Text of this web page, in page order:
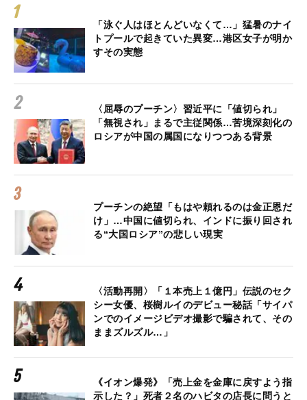
「泳ぐ人はほとんどいなくて…」猛暑のナイ
トプールで起きていた異変…港区女子が明か
すその実態
〈屈辱のプーチン〉習近平に「値切られ」
「無視され」まるで主従関係…苦境深刻化の
ロシアが中国の属国になりつつある背景
プーチンの絶望「もはや頼れるのは金正恩だ
け」…中国に値切られ、インドに振り回され
る“大国ロシア”の悲しい現実
〈活動再開〉「１本売上１億円」伝説のセク
シー女優、桜樹ルイのデビュー秘話「サイパ
ンでのイメージビデオ撮影で騙されて、その
ままズルズル…」
《イオン爆発》「売上金を金庫に戻すよう指
示した？」死者２名のハビタの店長に問うと